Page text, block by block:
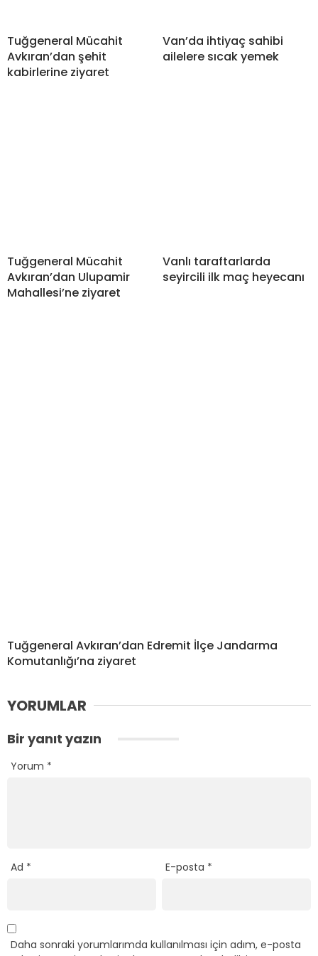
Tuğgeneral Mücahit
Avkıran’dan şehit
kabirlerine ziyaret
Van’da ihtiyaç sahibi
ailelere sıcak yemek
Tuğgeneral Mücahit
Avkıran’dan Ulupamir
Mahallesi’ne ziyaret
Vanlı taraftarlarda
seyircili ilk maç heyecanı
Tuğgeneral Avkıran’dan Edremit İlçe Jandarma
Komutanlığı’na ziyaret
YORUMLAR
Bir yanıt yazın
Yorum *
Ad * E-posta *
Daha sonraki yorumlarımda kullanılması için adım, e-posta